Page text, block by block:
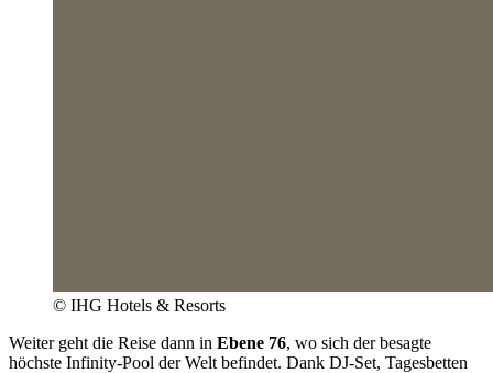
© IHG Hotels & Resorts
Weiter geht die Reise dann in Ebene 76, wo sich der besagte
höchste Infinity-Pool der Welt befindet. Dank DJ-Set, Tagesbetten